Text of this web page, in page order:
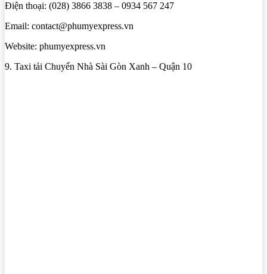
Điện thoại: (028) 3866 3838 – 0934 567 247
Email: contact@phumyexpress.vn
Website: phumyexpress.vn
9. Taxi tải Chuyển Nhà Sài Gòn Xanh – Quận 10